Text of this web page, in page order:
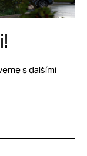
s dalšími